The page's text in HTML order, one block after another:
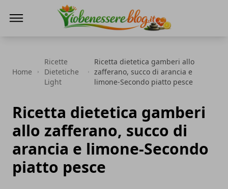
Home
Ricette
Dietetiche
Light
Ricetta dietetica gamberi allo
zafferano, succo di arancia e
limone-Secondo piatto pesce
Ricetta dietetica gamberi
allo zafferano, succo di
arancia e limone-Secondo
piatto pesce